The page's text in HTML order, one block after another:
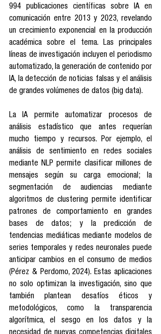
994 publicaciones científicas sobre IA en
comunicación entre 2013 y 2023, revelando
un crecimiento exponencial en la producción
académica sobre el tema. Las principales
líneas de investigación incluyen el periodismo
automatizado, la generación de contenido por
IA, la detección de noticias falsas y el análisis
de grandes volúmenes de datos (big data).
La IA permite automatizar procesos de
análisis estadístico que antes requerían
mucho tiempo y recursos. Por ejemplo, el
análisis de sentimiento en redes sociales
mediante NLP permite clasificar millones de
mensajes según su carga emocional; la
segmentación de audiencias mediante
algoritmos de clustering permite identificar
patrones de comportamiento en grandes
bases de datos; y la predicción de
tendencias mediáticas mediante modelos de
series temporales y redes neuronales puede
anticipar cambios en el consumo de medios
(Pérez & Perdomo, 2024). Estas aplicaciones
no solo optimizan la investigación, sino que
también plantean desafíos éticos y
metodológicos, como la transparencia
algorítmica, el sesgo en los datos y la